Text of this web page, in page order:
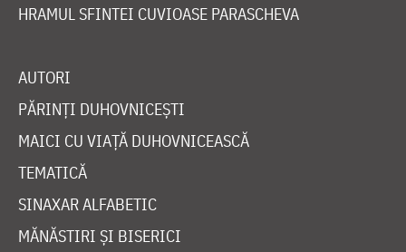
HRAMUL SFINTEI CUVIOASE PARASCHEVA
AUTORI
PĂRINȚI DUHOVNICEȘTI
MAICI CU VIAȚĂ DUHOVNICEASCĂ
TEMATICĂ
SINAXAR ALFABETIC
MĂNĂSTIRI ȘI BISERICI